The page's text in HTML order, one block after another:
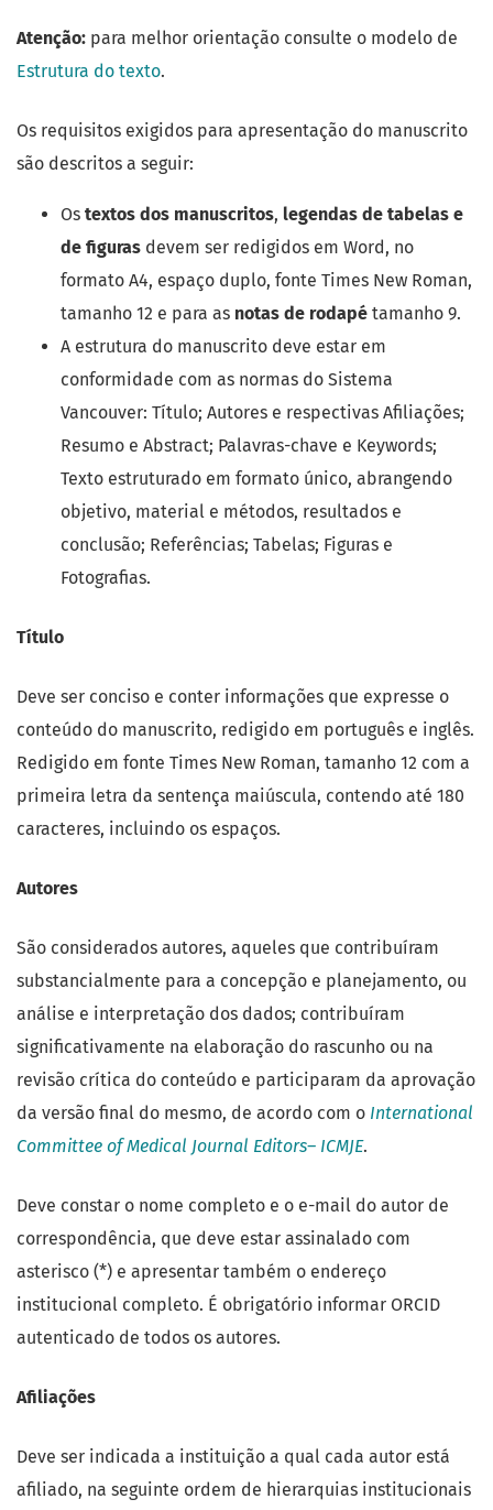
Atenção: para melhor orientação consulte o modelo de
Estrutura do texto.
Os requisitos exigidos para apresentação do manuscrito
são descritos a seguir:
Os textos dos manuscritos, legendas de tabelas e
de figuras devem ser redigidos em Word, no
formato A4, espaço duplo, fonte Times New Roman,
tamanho 12 e para as notas de rodapé tamanho 9.
A estrutura do manuscrito deve estar em
conformidade com as normas do Sistema
Vancouver: Título; Autores e respectivas Afiliações;
Resumo e Abstract; Palavras-chave e Keywords;
Texto estruturado em formato único, abrangendo
objetivo, material e métodos, resultados e
conclusão; Referências; Tabelas; Figuras e
Fotografias.
Título
Deve ser conciso e conter informações que expresse o
conteúdo do manuscrito, redigido em português e inglês.
Redigido em fonte Times New Roman, tamanho 12 com a
primeira letra da sentença maiúscula, contendo até 180
caracteres, incluindo os espaços.
Autores
São considerados autores, aqueles que contribuíram
substancialmente para a concepção e planejamento, ou
análise e interpretação dos dados; contribuíram
significativamente na elaboração do rascunho ou na
revisão crítica do conteúdo e participaram da aprovação
da versão final do mesmo, de acordo com o International
Committee of Medical Journal Editors– ICMJE.
Deve constar o nome completo e o e-mail do autor de
correspondência, que deve estar assinalado com
asterisco (*) e apresentar também o endereço
institucional completo. É obrigatório informar ORCID
autenticado de todos os autores.
Afiliações
Deve ser indicada a instituição a qual cada autor está
afiliado, na seguinte ordem de hierarquias institucionais